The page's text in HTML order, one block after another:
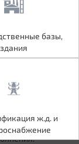
базы,
ж.д. и
базы,
здания
ж.д. и